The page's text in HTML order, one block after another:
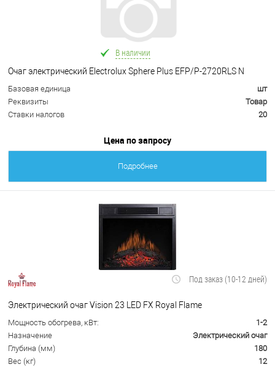
В наличии
Очаг электрический Electrolux Sphere Plus EFP/P-2720RLS N
Базовая единица
шт
Реквизиты
Товар
Ставки налогов
20
Цена по запросу
Подробнее
Под заказ (10-12 дней)
Электрический очаг Vision 23 LED FX Royal Flame
Мощность обогрева, кВт:
1-2
Назначение
Электрический очаг
Глубина (мм)
180
Вес (кг)
12